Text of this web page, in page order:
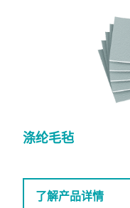
涤纶毛毡
了解产品详情